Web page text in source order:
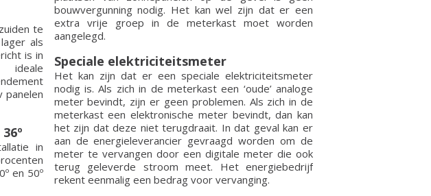
te
als
is in
ideale
panelen
in
en 50º
bouwvergunning nodig. Het kan wel zijn dat er een
extra vrije groep in de meterkast moet worden
aangelegd.
Speciale elektriciteitsmeter
Het kan zijn dat er een speciale elektriciteitsmeter
nodig is. Als zich in de meterkast een ‘oude’ analoge
meter bevindt, zijn er geen problemen. Als zich in de
meterkast een elektronische meter bevindt, dan kan
het zijn dat deze niet terugdraait. In dat geval kan er
aan de energieleverancier gevraagd worden om de
meter te vervangen door een digitale meter die ook
terug geleverde stroom meet. Het energiebedrijf
rekent eenmalig een bedrag voor vervanging.